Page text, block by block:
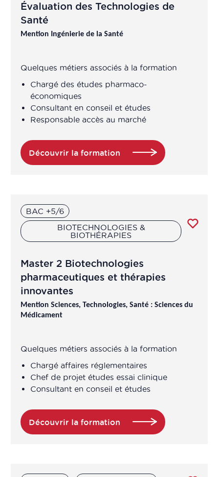
Chargé assurance qualité
Chargé assurance qualité en
Chargé contrôle qualité
Chargé d'étude / Chef de projet
Chargé de projet en prévention,
éducation à la santé
Chargé des affaires réglementaires
en logiciels en relation avec les
biotechnologies et les données de
Chargé développement analytique
Chargé développement industriel
Évaluation des Technologies de
Santé
Mention Ingénierie de la Santé
Quelques métiers associés à la formation
Chargé des études pharmaco-
économiques
Consultant en conseil et études
Responsable accès au marché
Découvrir la formation
BAC +5/6
BIOTECHNOLOGIES &
BIOTHÉRAPIES
Master 2 Biotechnologies
pharmaceutiques et thérapies
innovantes
Mention Sciences, Technologies, Santé : Sciences du
Médicament
Quelques métiers associés à la formation
Chargé affaires réglementaires
Chef de projet études essai clinique
Consultant en conseil et études
Découvrir la formation